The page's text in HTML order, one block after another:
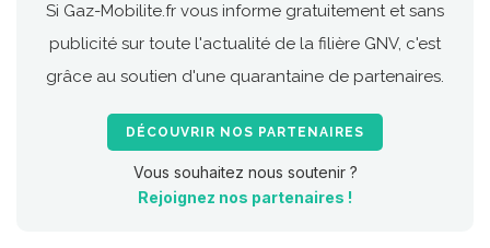
Si Gaz-Mobilite.fr vous informe gratuitement et sans
publicité sur toute l'actualité de la filière GNV, c'est
grâce au soutien d'une quarantaine de partenaires.
DÉCOUVRIR NOS PARTENAIRES
Vous souhaitez nous soutenir ?
Rejoignez nos partenaires !